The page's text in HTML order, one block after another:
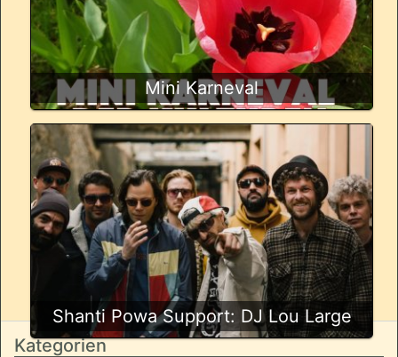
Mini Karneval
Shanti Powa Support: DJ Lou Large
Kategorien